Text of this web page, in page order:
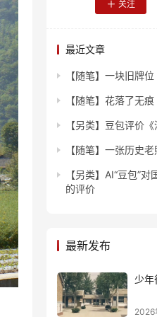
关注
最近文章
【随笔】一块旧牌位
【随笔】花落了无痕
【另类】豆包评价
【随笔】一张历史
【另类】AI“豆包”
的评价
最新发布
少年
2026